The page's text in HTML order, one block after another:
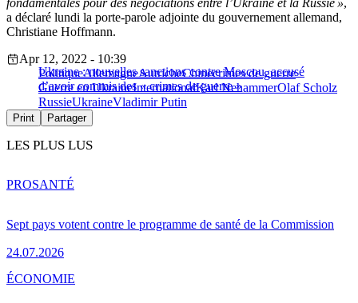
fondamentales pour des négociations entre l’Ukraine et la Russie »,
a déclaré lundi la porte-parole adjointe du gouvernement allemand,
Christiane Hoffmann.
Ukraine : nouvelles sanctions contre Moscou, accusé
d’avoir commis des « crimes de guerre »
Apr 12, 2022 - 10:39
PolitiqueAllemagneAutricheChinecrimes de guerre
Guerre en UkraineInternationalKarl NehammerOlaf Scholz
RussieUkraineVladimir Putin
Print Partager
LES PLUS LUS
Sept pays votent contre le programme de santé de la Commission
24.07.2026
PROSANTÉ
ÉCONOMIE